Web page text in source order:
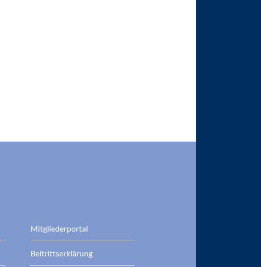
Mitgliederportal
Beitrittserklärung